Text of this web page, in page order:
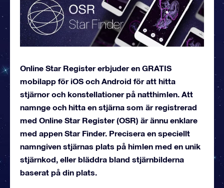
Online Star Register erbjuder en GRATIS
mobilapp för iOS och Android för att hitta
stjärnor och konstellationer på natthimlen. Att
namnge och hitta en stjärna som är registrerad
med Online Star Register (OSR) är ännu enklare
med appen Star Finder. Precisera en speciellt
namngiven stjärnas plats på himlen med en unik
stjärnkod, eller bläddra bland stjärnbilderna
baserat på din plats.